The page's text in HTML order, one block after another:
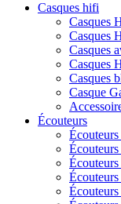
Casques hifi
Casques
Casques
Casques
Casques
Casques
Casque
Écouteurs